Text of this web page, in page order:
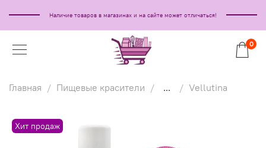
Наличие товаров в магазинах и на сайте может отличаться!
0
Главная Пищевые красители ... Vellutina
Хит продаж